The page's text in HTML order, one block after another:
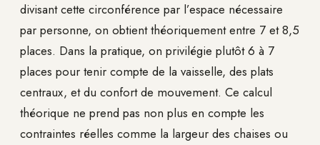
divisant cette circonférence par l’espace nécessaire
par personne, on obtient théoriquement entre 7 et 8,5
places. Dans la pratique, on privilégie plutôt 6 à 7
places pour tenir compte de la vaisselle, des plats
centraux, et du confort de mouvement. Ce calcul
théorique ne prend pas non plus en compte les
contraintes réelles comme la largeur des chaises ou